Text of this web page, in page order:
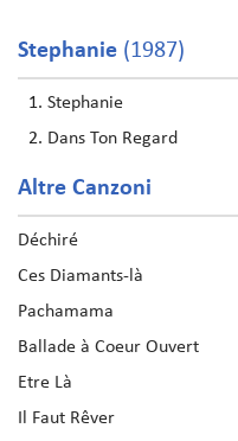
Stephanie (1987)
Stephanie
Dans Ton Regard
Altre Canzoni
Déchiré
Ces Diamants-là
Pachamama
Ballade à Coeur Ouvert
Etre Là
Il Faut Rêver